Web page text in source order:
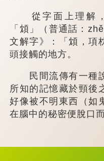
從字面上理解，
「䪴」（普通話：
文解字》：「䪴，項
頭接觸的地方。
民間流傳有一種說
所知的記憶藏於頸後
好像被不明東西（如
在腦中的秘密便脫口